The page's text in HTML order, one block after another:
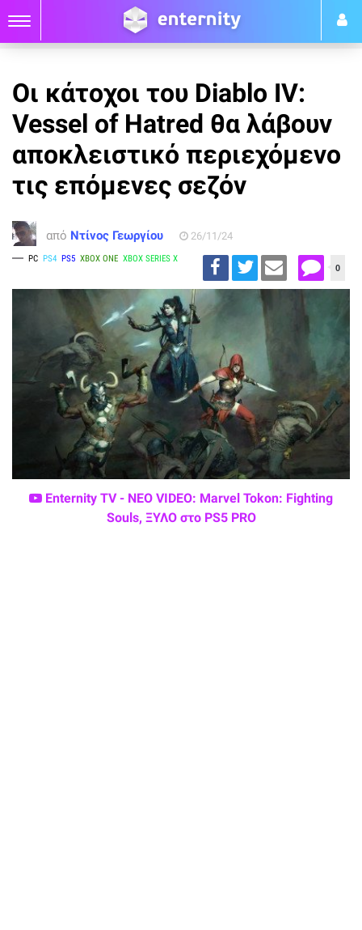
Οι κάτοχοι του Diablo IV:
Vessel of Hatred θα λάβουν
αποκλειστικό περιεχόμενο
τις επόμενες σεζόν
από Ντίνος Γεωργίου 26/11/24
PC PS4 PS5 XBOX ONE XBOX SERIES X
0
Enternity TV - ΝΕΟ VIDEO: Marvel Tokon: Fighting
Souls, ΞΥΛΟ στο PS5 PRO